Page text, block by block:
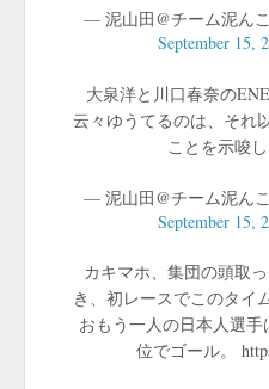
— 泥山田@チーム泥ん
September 15,
大泉洋と川口春奈の
云々ゆうてるのは、それ
ことを示唆
— 泥山田@チーム泥ん
September 15,
カキマホ、集団の頭取
き、初レースでこのタイ
おもう一人の日本人選
位でゴール。